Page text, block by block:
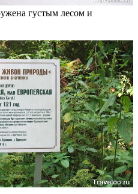
густым лесом и